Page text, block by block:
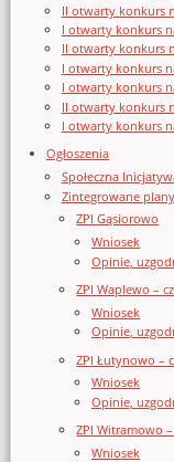
II otwarty konkurs
I otwarty konkurs
II otwarty konkurs
I otwarty konkurs
I otwarty konkurs
II otwarty konkurs
I otwarty konkurs
Ogłoszenia
Społeczna
Zintegrowane
ZPI Gąsiorowo
Wniosek
Opinie,
ZPI Waplewo –
Wniosek
Opinie,
ZPI Łutynowo –
Wniosek
Opinie,
ZPI Witramowo –
Wniosek